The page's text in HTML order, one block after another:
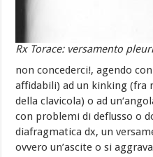
Rx Torace: versamento
non concederci!, agendo
affidabili) ad un kinking (fra
della clavicola) o ad un‘
con problemi di deflusso o
diafragmatica dx, un
ovvero un’ascite o si